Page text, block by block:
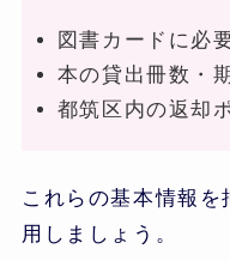
図書カードに必
本の貸出冊数・
都筑区内の返却
これらの基本情報
用しましょう。